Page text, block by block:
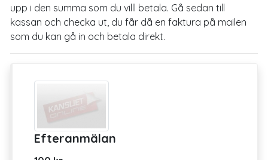
upp i den summa som du villl betala. Gå sedan till
kassan och checka ut, du får då en faktura på mailen
som du kan gå in och betala direkt.
Efteranmälan